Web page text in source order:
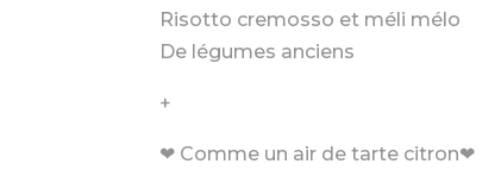
Risotto cremosso et méli mélo
De légumes anciens
+
❤ Comme un air de tarte citron❤